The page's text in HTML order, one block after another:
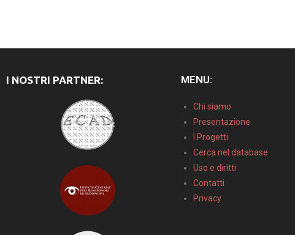
I NOSTRI PARTNER: MENU:
Chi siamo
Presentazione
I Progetti
Cerca nel database
Uso e diritti
Contatti
Privacy